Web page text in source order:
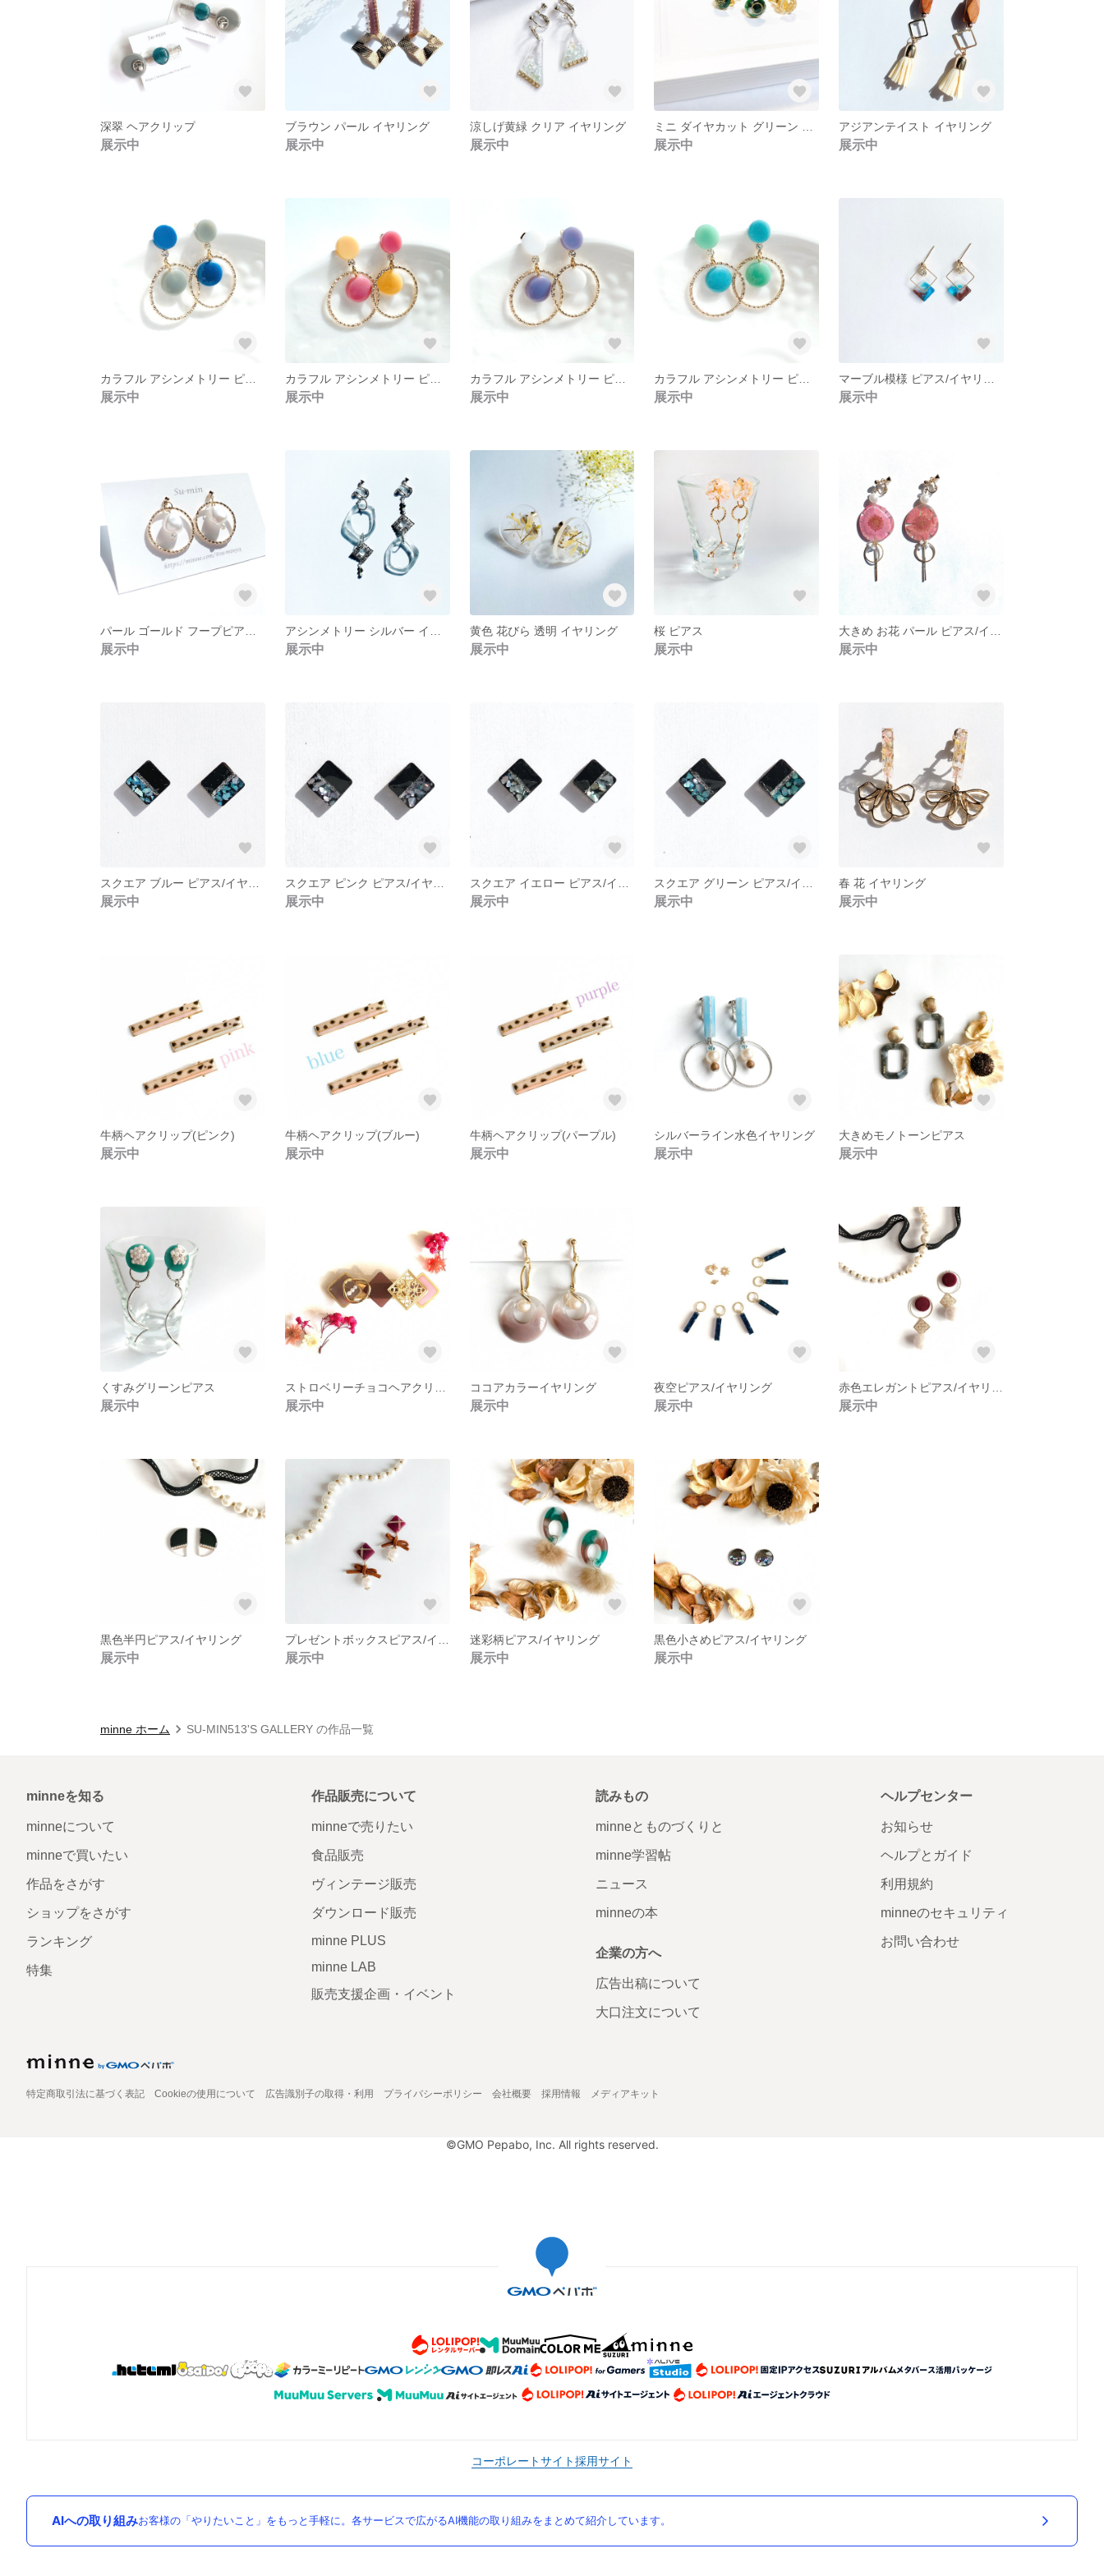
深翠 ヘアクリップ
展示中
ブラウン パール イヤリング
展示中
涼しげ黄緑 クリア イヤリング
展示中 展示中
アジアンテイスト イヤリング
展示中
展示中
カラフル アシンメトリー ピアス (ビタミン)
展示中
カラフル アシンメトリー ピアス (大人フェミニン)
展示中 展示中 展示中
展示中 展示中
黄色 花びら 透明 イヤリング
展示中
桜 ピアス
展示中 展示中
展示中 展示中 展示中 展示中
春 花 イヤリング
展示中
牛柄ヘアクリップ(ピンク)
展示中
牛柄ヘアクリップ(ブルー)
展示中
牛柄ヘアクリップ(パープル)
展示中
シルバーライン水色イヤリング
展示中
大きめモノトーンピアス
展示中
くすみグリーンピアス
展示中 展示中
ココアカラーイヤリング
展示中
夜空ピアス/イヤリング
展示中 展示中
黒色半円ピアス/イヤリング
展示中 展示中
迷彩柄ピアス/イヤリング
展示中
黒色小さめピアス/イヤリング
展示中
minne ホーム SU-MIN513'S GALLERY の作品一覧
minneを知る
minneについて
minneで買いたい
作品をさがす
ショップをさがす
ランキング
特集
作品販売について
minneで売りたい
食品販売
ヴィンテージ販売
ダウンロード販売
minne PLUS
minne LAB
販売支援企画・イベント
読みもの
minneとものづくりと
minne学習帖
ニュース
minneの本
企業の方へ
広告出稿について
大口注文について
ヘルプセンター
お知らせ
ヘルプとガイド
利用規約
minneのセキュリティ
お問い合わせ
特定商取引法に基づく表記 Cookieの使用について 広告識別子の取得・利用 プライバシーポリシー 会社概要 採用情報 メディアキット
©GMO Pepabo, Inc. All rights reserved.
コーポレートサイト採用サイト
AIへの取り組みお客様の「やりたいこと」をもっと手軽に。各サービスで広がるAI機能の取り組みをまとめて紹介しています。